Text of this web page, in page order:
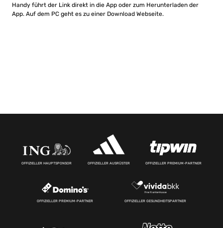
Handy führt der Link direkt in die App oder zum Herunterladen der
App. Auf dem PC geht es zu einer Download Webseite.
OFFIZIELLER HAUPTSPONSOR OFFIZIELLER AUSRÜSTER OFFIZIELLER PREMIUM-PARTNER
OFFIZIELLER PREMIUM-PARTNER OFFIZIELLER GESUNDHEITSPARTNER